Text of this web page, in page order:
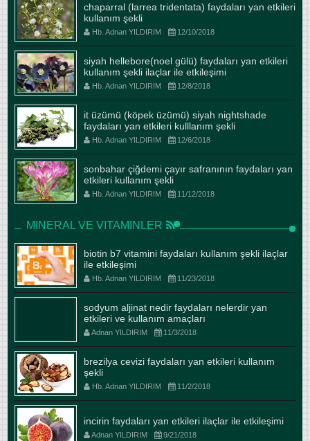
chaparral (larrea tridentata) faydaları yan etkileri
kullanım şekli
Hb. Adnan YILDIRIM 12/10/2018
siyah hellebore(noel gülü) faydaları yan etkileri
kullanım şekli ilaçlar ile etkileşimi
Hb. Adnan YILDIRIM 12/8/2018
it üzümü (köpek üzümü) siyah nightshade
faydaları yan etkileri kulllanım şekli
Hb. Adnan YILDIRIM 12/6/2018
sonbahar çiğdemi çayır safranının faydaları yan
etkileri kullanım şekli
Hb. Adnan YILDIRIM 11/12/2018
MINERAL VE VITAMINLER
biotin b7 vitamini faydaları kullanım şekli ilaçlar
ile etkileşimi
Hb. Adnan YILDIRIM 11/23/2018
sodyum aljinat nedir faydaları nelerdir yan
etkileri ve kullanım amaçları
Adnan YILDIRIM 11/3/2018
brezilya cevizi faydaları yan etkileri kullanım
şekli
Hb. Adnan YILDIRIM 11/2/2018
incirin faydaları yan etkileri ilaçlar ile etkileşimi
Adnan YILDIRIM 9/21/2018